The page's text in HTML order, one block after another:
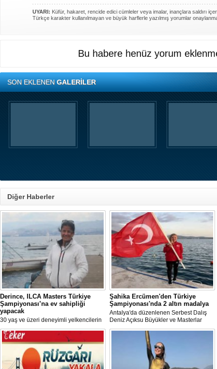
UYARI: Küfür, hakaret, rencide edici cümleler veya imalar, inançlara saldırı
Türkçe karakter kullanılmayan ve büyük harflerle yazılmış yorumlar
Bu habere henüz yorum
SON EKLENENGALERİLER
Diğer Haberler
Derince, ILCA Masters Türkiye
Şampiyonası’na ev sahipliği
yapacak
30 yaş ve üzeri deneyimli yelkencilerin
mücadele ettiği ILCA Masters 2026
Türkiye Şampiyonası, bu yıl Kocaeli’nin
Derince ilçesinde gerçekleştirilecek.
Şahika Ercümen'den Türkiye
Şampiyonası'nda 2 altın madalya
Antalya'da düzenlenen Serbest Dalış
Deniz Açıksu Büyükler ve Masterlar
Bireysel Türkiye Şampiyonası'nda milli
sporcu ve serbest dalış dünya
rekortmeni Şahika Ercümen, 2 altın
madalya kazandı.